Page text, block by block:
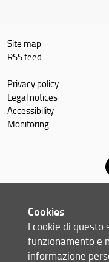
Site map
RSS feed
Privacy policy
Legal notices
Accessibility
Monitoring
management
© Copyright 2012-
Cookies
I cookie di questo
funzionamento e
informazione